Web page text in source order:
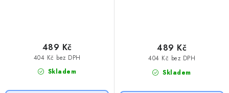
Skladem
404 Kč bez DPH
489 Kč
Skladem
404 Kč bez DPH
489 Kč